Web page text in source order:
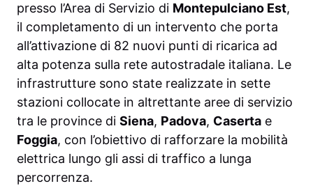
presso l’Area di Servizio di Montepulciano Est,
il completamento di un intervento che porta
all’attivazione di 82 nuovi punti di ricarica ad
alta potenza sulla rete autostradale italiana. Le
infrastrutture sono state realizzate in sette
stazioni collocate in altrettante aree di servizio
tra le province di Siena, Padova, Caserta e
Foggia, con l’obiettivo di rafforzare la mobilità
elettrica lungo gli assi di traffico a lunga
percorrenza.